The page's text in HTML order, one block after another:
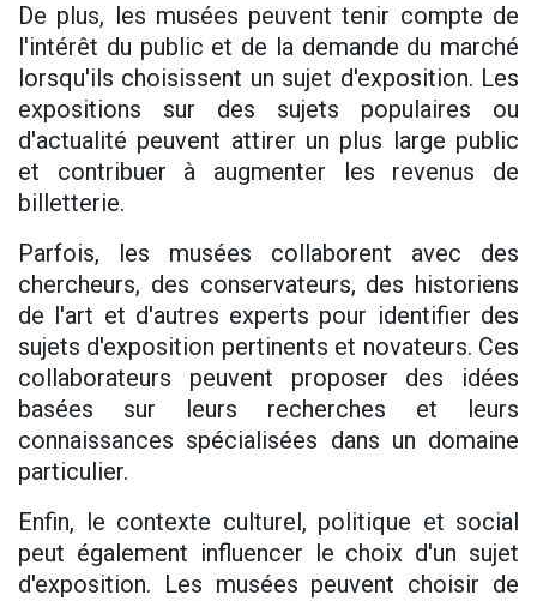
De plus, les musées peuvent tenir compte de
l'intérêt du public et de la demande du marché
lorsqu'ils choisissent un sujet d'exposition. Les
expositions sur des sujets populaires ou
d'actualité peuvent attirer un plus large public
et contribuer à augmenter les revenus de
billetterie.
Parfois, les musées collaborent avec des
chercheurs, des conservateurs, des historiens
de l'art et d'autres experts pour identifier des
sujets d'exposition pertinents et novateurs. Ces
collaborateurs peuvent proposer des idées
basées sur leurs recherches et leurs
connaissances spécialisées dans un domaine
particulier.
Enfin, le contexte culturel, politique et social
peut également influencer le choix d'un sujet
d'exposition. Les musées peuvent choisir de